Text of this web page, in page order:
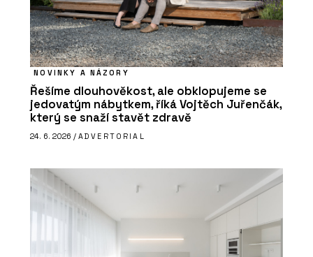
NOVINKY A NÁZORY
Řešíme dlouhověkost, ale obklopujeme se
jedovatým nábytkem, říká Vojtěch Juřenčák,
který se snaží stavět zdravě
24. 6. 2026 / ADVERTORIAL